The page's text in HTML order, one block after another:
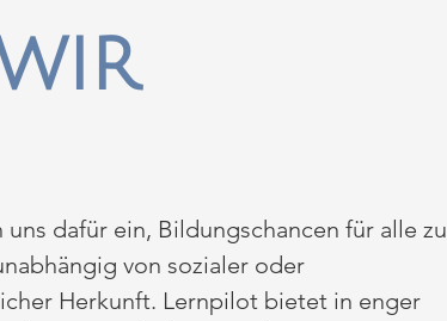
uns dafür ein, Bildungschancen für alle zu
von sozialer oder
Herkunft. Lernpilot bietet in enger